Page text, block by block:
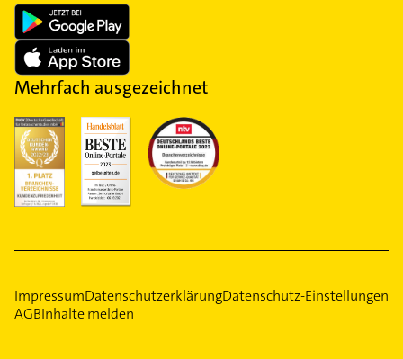
Mehrfach ausgezeichnet
ImpressumDatenschutzerklärungDatenschutz-Einstellungen
AGBInhalte melden